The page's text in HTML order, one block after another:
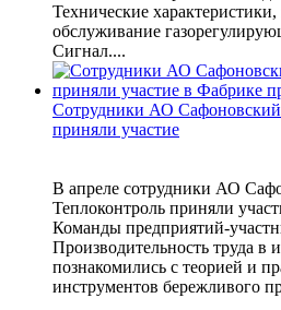
Технические
обслуживание
Сигнал....
Сотрудники АО Сафоновский
приняли участие
В апреле сотрудники АО
Теплоконтроль приняли
Команды предприятий-
Производительность труда в
познакомились с теорией и
инструментов бережливого